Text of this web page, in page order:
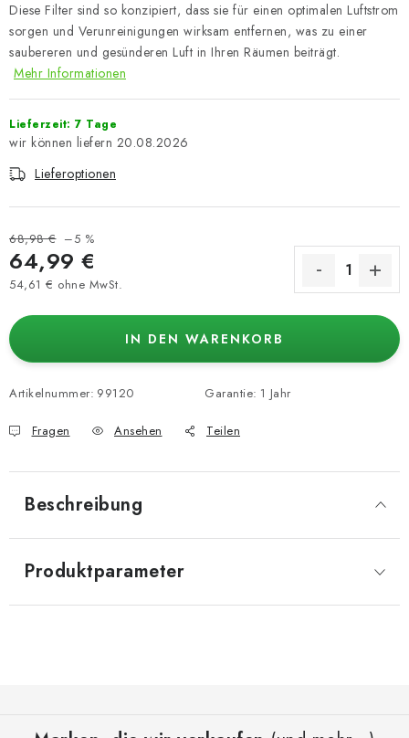
Diese Filter sind so konzipiert, dass sie für einen optimalen Luftstrom
sorgen und Verunreinigungen wirksam entfernen, was zu einer
saubereren und gesünderen Luft in Ihren Räumen beiträgt.
Mehr Informationen
Lieferzeit: 7 Tage
20.08.2026
Lieferoptionen
68,98 € –5 %
64,99 €
54,61 € ohne MwSt.
IN DEN WARENKORB
Artikelnummer: 99120 Garantie: 1 Jahr
Fragen Ansehen Teilen
Beschreibung
Produktparameter